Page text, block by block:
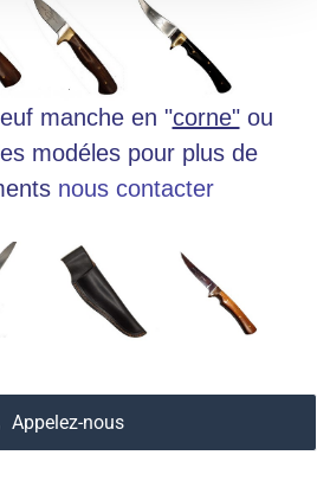
manche en "corne"ou
modéles pour plus de
nous contacter
Appelez-nous